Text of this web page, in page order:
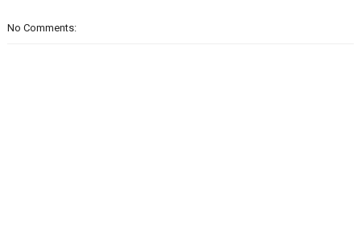
No Comments: